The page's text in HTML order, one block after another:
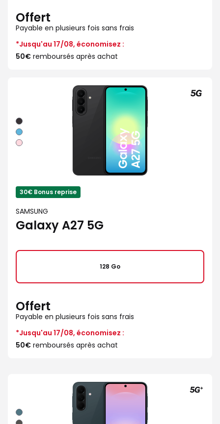
Offert
Payable en plusieurs fois sans frais
*Jusqu'au 17/08, économisez :
50€ remboursés après achat
Noir
Bleu
Rose
30€ Bonus reprise
SAMSUNG
Galaxy A27 5G
128 Go
Offert
Payable en plusieurs fois sans frais
*Jusqu'au 17/08, économisez :
50€ remboursés après achat
Vert
Graphite